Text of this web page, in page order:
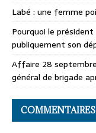
Labé : une femme
Pourquoi le
publiquement son
Affaire 28
général de brigade